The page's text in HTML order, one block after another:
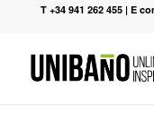
T +34 941 262 455 |E